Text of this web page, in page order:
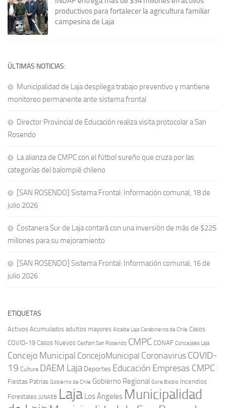
productivos para fortalecer la agricultura familiar
campesina de Laja
ÚLTIMAS NOTICIAS:
Municipalidad de Laja despliega trabajo preventivo y mantiene
monitoreo permanente ante sistema frontal
Director Provincial de Educación realiza visita protocolar a San
Rosendo
La alianza de CMPC con el fútbol sureño que cruza por las
categorías del balompié chileno
[SAN ROSENDO] Sistema Frontal: Información comunal, 18 de
julio 2026
Costanera Sur de Laja contará con una inversión de más de $225
millones para su mejoramiento
[SAN ROSENDO] Sistema Frontal: Información comunal, 16 de
julio 2026
ETIQUETAS
Activos Acumulados adultos mayores Alcalde Laja Carabineros de Chile Casos
COVID-19 Casos Nuevos Cesfam San Rosendo CMPC CONAF Concejales Laja
Concejo Municipal ConcejoMunicipal CoronavirusCOVID-
19 Cultura DAEM Laja Deportes Educación Empresas CMPC
Fiestas Patrias Gobierno de Chile Gobierno Regional Gore Biobío Incendios
Forestales JUNAEB Laja Los Ángeles Municipalidad